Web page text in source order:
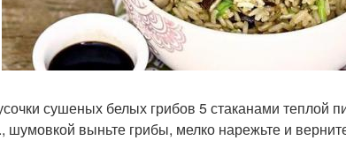
сушеных белых грибов 5 стаканами теплой
шумовкой выньте грибы, мелко нарежьте и